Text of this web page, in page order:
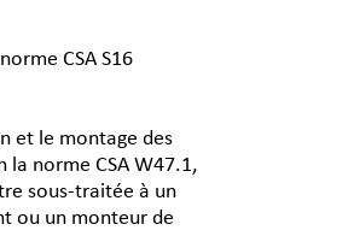
CSA S16
et le montage des
norme CSA W47.1,
sous-traitée à un
ou un monteur de